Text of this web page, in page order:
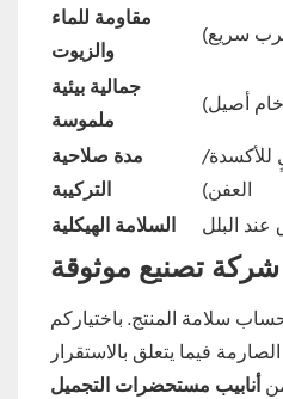
مقاومة للماء
والزيوت
سريع)
جمالية بيئية
ملموسة
أصيل)
مدة صلاحية
التركيبة
العفن)
السلامة الهيكلية
عند البلل
شركة تصنيع موثوقة
أنابيب مستحضرات التجميل